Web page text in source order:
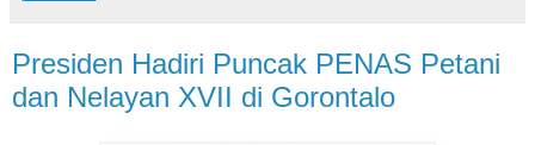
Presiden Hadiri Puncak PENAS Petani
dan Nelayan XVII di Gorontalo